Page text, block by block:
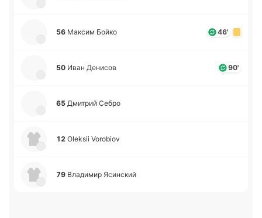
56 Максим Бойко 46'
50 Иван Де­ни­сов 90'
65 Дми­трий Себро
12 Oleksii Vorobiov
79 Вла­ди­мир Яси­нский